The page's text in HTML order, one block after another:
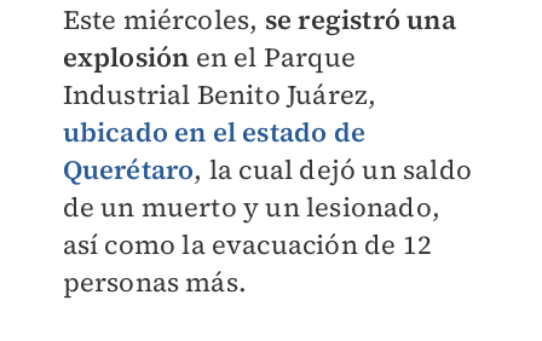
Este miércoles, se registró una
explosión en el Parque
Industrial Benito Juárez,
ubicado en el estado de
Querétaro, la cual dejó un saldo
de un muerto y un lesionado,
así como la evacuación de 12
personas más.